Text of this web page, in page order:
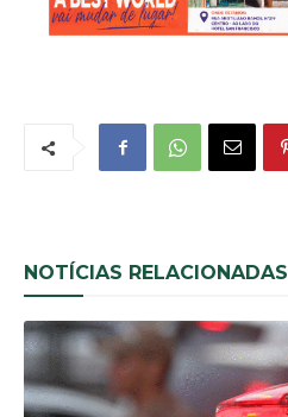
NOTÍCIAS RELACIONADAS